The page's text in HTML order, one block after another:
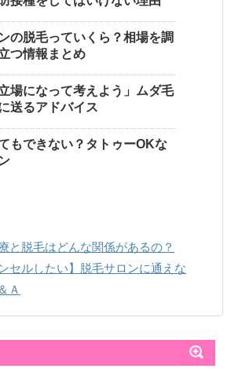
の脱毛っていくら？相場を調
つ情報まとめ
場になって考えよう」ムダ毛
送るアドバイス
もできない？タトゥーOKな
と脱毛はどんな関係があるの？
ンセルしたい】脱毛サロンに通えな
Ａ